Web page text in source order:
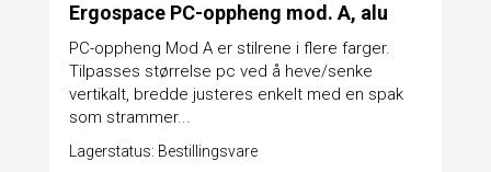
Ergospace PC-oppheng mod. A, alu
PC-oppheng Mod A er stilrene i flere farger.
Tilpasses størrelse pc ved å heve/senke
vertikalt, bredde justeres enkelt med en spak
som strammer...
Lagerstatus: Bestillingsvare